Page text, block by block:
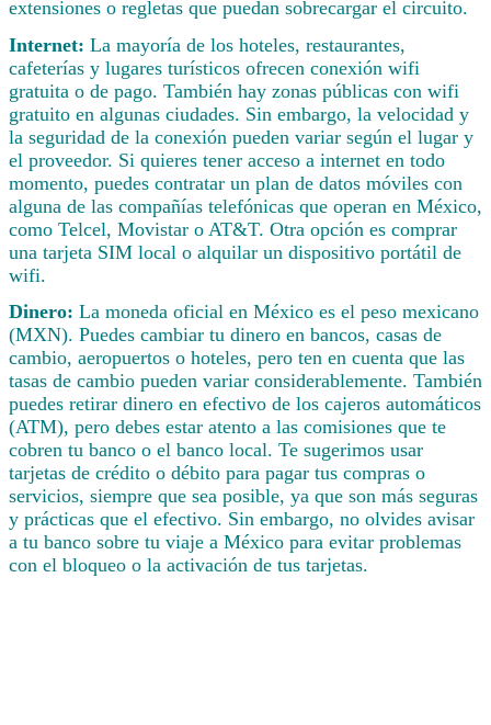
extensiones o regletas que puedan sobrecargar el circuito.
Internet: La mayoría de los hoteles, restaurantes,
cafeterías y lugares turísticos ofrecen conexión wifi
gratuita o de pago. También hay zonas públicas con wifi
gratuito en algunas ciudades. Sin embargo, la velocidad y
la seguridad de la conexión pueden variar según el lugar y
el proveedor. Si quieres tener acceso a internet en todo
momento, puedes contratar un plan de datos móviles con
alguna de las compañías telefónicas que operan en México,
como Telcel, Movistar o AT&T. Otra opción es comprar
una tarjeta SIM local o alquilar un dispositivo portátil de
wifi.
Dinero: La moneda oficial en México es el peso mexicano
(MXN). Puedes cambiar tu dinero en bancos, casas de
cambio, aeropuertos o hoteles, pero ten en cuenta que las
tasas de cambio pueden variar considerablemente. También
puedes retirar dinero en efectivo de los cajeros automáticos
(ATM), pero debes estar atento a las comisiones que te
cobren tu banco o el banco local. Te sugerimos usar
tarjetas de crédito o débito para pagar tus compras o
servicios, siempre que sea posible, ya que son más seguras
y prácticas que el efectivo. Sin embargo, no olvides avisar
a tu banco sobre tu viaje a México para evitar problemas
con el bloqueo o la activación de tus tarjetas.